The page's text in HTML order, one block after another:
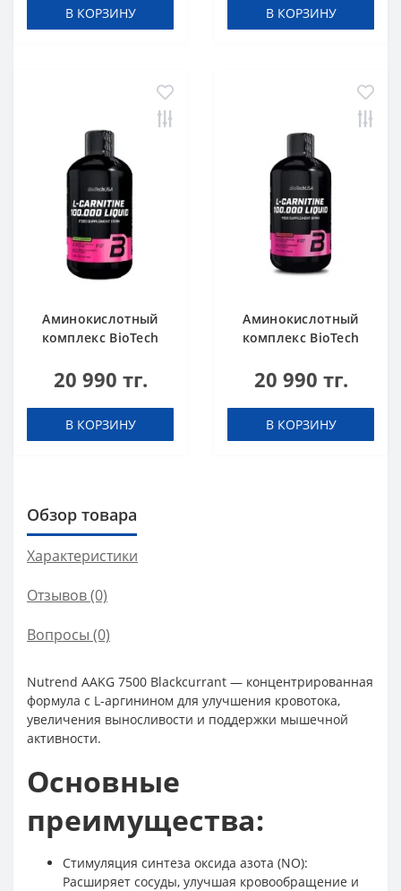
В КОРЗИНУ В КОРЗИНУ
Аминокислотный
комплекс BioTech
100.000 Apple 500 мл
20 990 тг.
В КОРЗИНУ
Аминокислотный
комплекс BioTech
100.000 Cherry 500
20 990 тг.
В КОРЗИНУ
Обзор товара
Характеристики
Отзывов (0)
Вопросы (0)
Nutrend AAKG 7500 Blackcurrant — концентрированная
формула с L-аргинином для улучшения кровотока,
увеличения выносливости и поддержки мышечной
активности.
Основные
преимущества:
Стимуляция синтеза оксида азота (NO):
Расширяет сосуды, улучшая кровообращение и